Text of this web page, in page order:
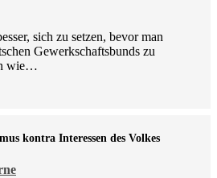
sich zu setzen, bevor man
Gewerkschaftsbunds zu
wie…
kontra Inte­ressen des Volkes